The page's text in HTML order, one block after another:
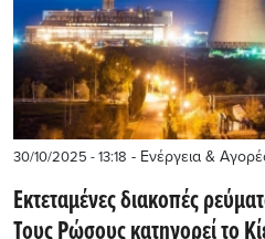
30/10/2025 - 13:18 - Ενέργεια &
Εκτεταμένες διακοπές
Τους Ρώσους κατηγορεί το